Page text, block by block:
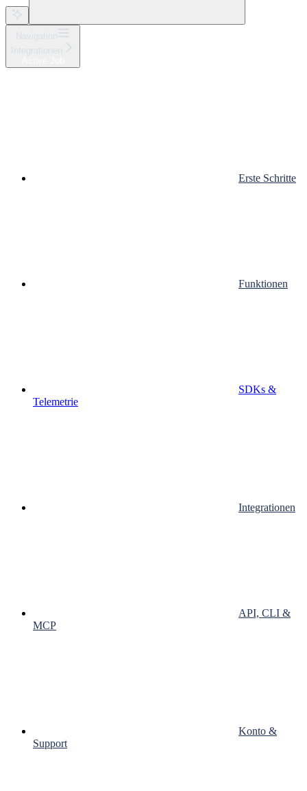
Erste Schritte
Funktionen
SDKs &
Telemetrie
Integrationen
API, CLI &
MCP
Konto &
Support